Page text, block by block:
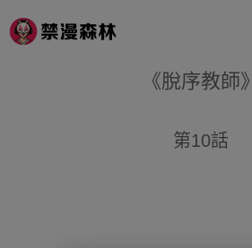
《脫序教師》
第10話